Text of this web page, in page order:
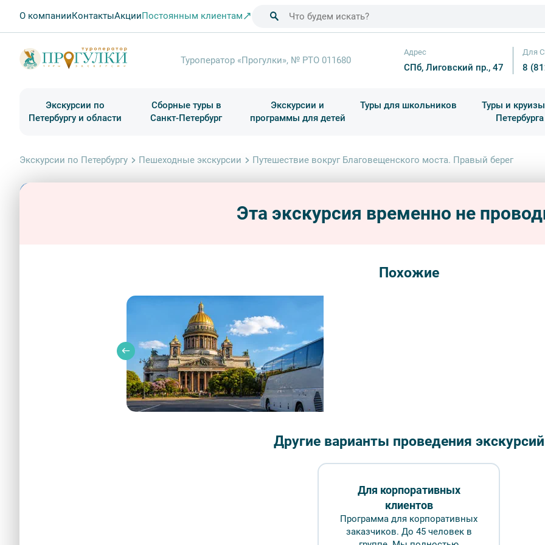
О компанииКонтактыАкцииПостоянным клиентам
Туроператор «Прогулки», № РТО 011680
Адрес
СПб, Лиговский пр., 47
Для
8
Экскурсии по
Петербургу и области
Сборные туры в
Санкт-Петербург
Экскурсии и
программы для детей
Туры для школьников
Туры и
Петербурга
Экскурсии по Петербургу Пешеходные экскурсии Путешествие вокруг Благовещенского моста. Правый берег
Путешествие вокруг Благовещенского моста. Правый берег – фото №1 – Фотобанк Лори/ Виктор
Эта экскурсия временно не
Похожие
Другие варианты проведения экскурсий
Для корпоративных
клиентов
Программа для корпоративных
заказчиков. До 45 человек в
FAQ